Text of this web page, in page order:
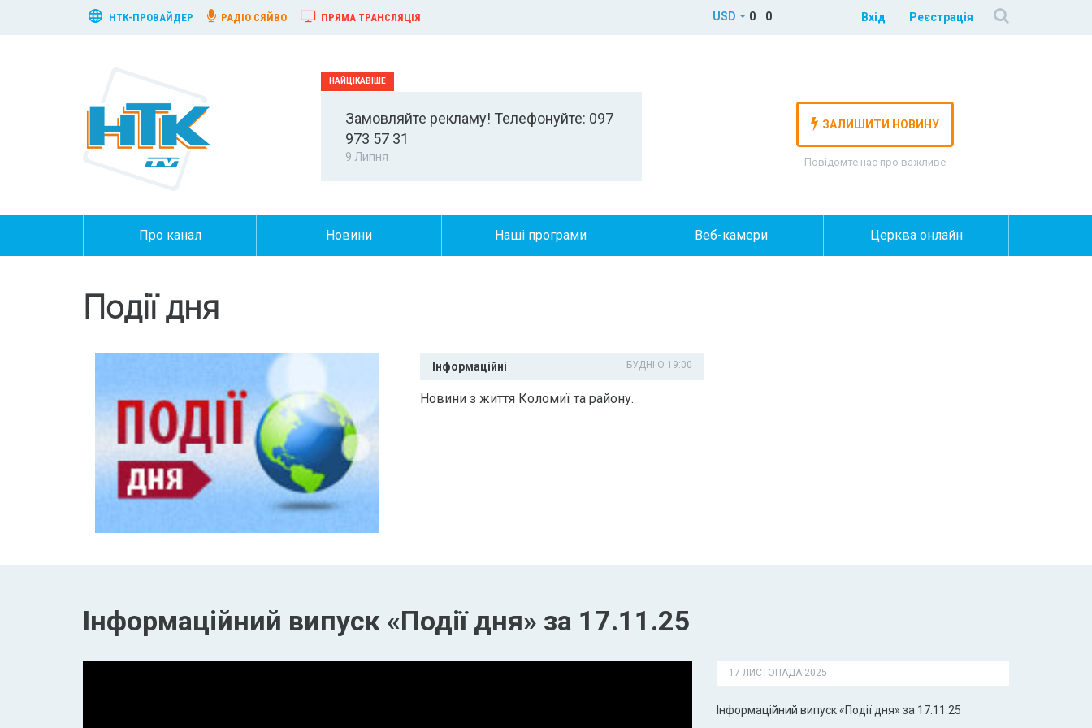
НТК-ПРОВАЙДЕР РАДІО СЯЙВО ПРЯМА ТРАНСЛЯЦІЯ USD 0 0 Вхід Реєстрація
Замовляйте рекламу! Телефонуйте: 097
973 57 31
9 Липня
ЗАЛИШИТИ НОВИНУ
Повідомте нас про важливе
Про канал Новини Наші програми Веб-камери Церква онлайн
Події дня
Інформаційні БУДНІ О 19:00
Новини з життя Коломиї та району.
Інформаційний випуск «Події дня» за 17.11.25
17 ЛИСТОПАДА 2025
Інформаційний випуск «Події дня» за 17.11.25